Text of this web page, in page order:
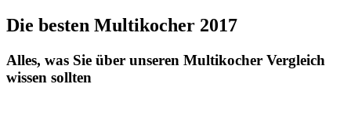
Die besten Multikocher 2017
Alles, was Sie über unseren Multikocher Vergleich
wissen sollten